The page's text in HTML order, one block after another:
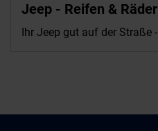
Jeep - Reifen & Räder